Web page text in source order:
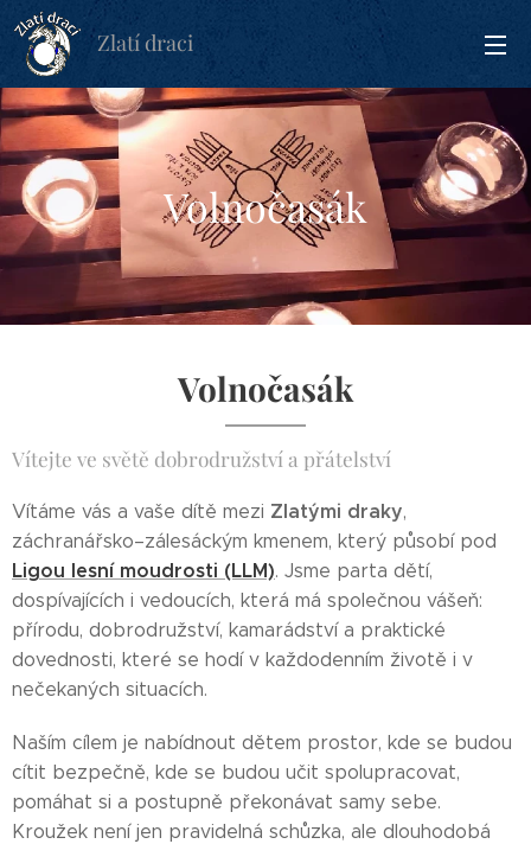
Zlatí draci
Volnočasák
Volnočasák
Vítejte ve světě dobrodružství a přátelství
Vítáme vás a vaše dítě mezi Zlatými draky,
záchranářsko–zálesáckým kmenem, který působí pod
Ligou lesní moudrosti (LLM). Jsme parta dětí,
dospívajících i vedoucích, která má společnou vášeň:
přírodu, dobrodružství, kamarádství a praktické
dovednosti, které se hodí v každodenním životě i v
nečekaných situacích.
Naším cílem je nabídnout dětem prostor, kde se budou
cítit bezpečně, kde se budou učit spolupracovat,
pomáhat si a postupně překonávat samy sebe.
Kroužek není jen pravidelná schůzka, ale dlouhodobá